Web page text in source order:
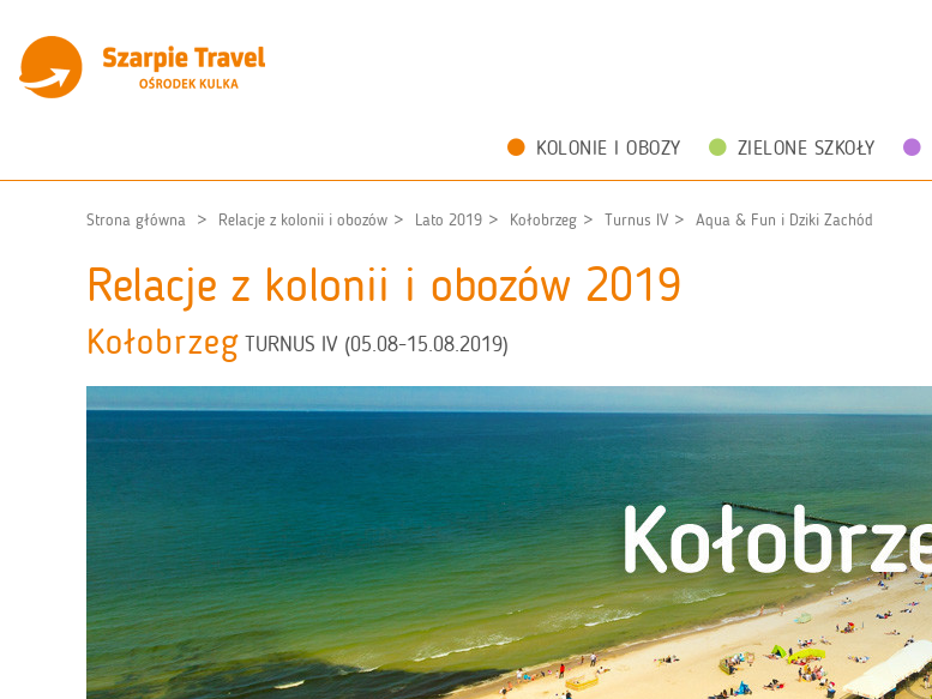
KOLONIE I OBOZY ZIELONE SZKOŁY
Strona główna Relacje z kolonii i obozów Lato 2019 Kołobrzeg Turnus IV Aqua & Fun i Dziki Zachód
Relacje z kolonii i obozów 2019
Kołobrzeg TURNUS IV (05.08-15.08.2019)